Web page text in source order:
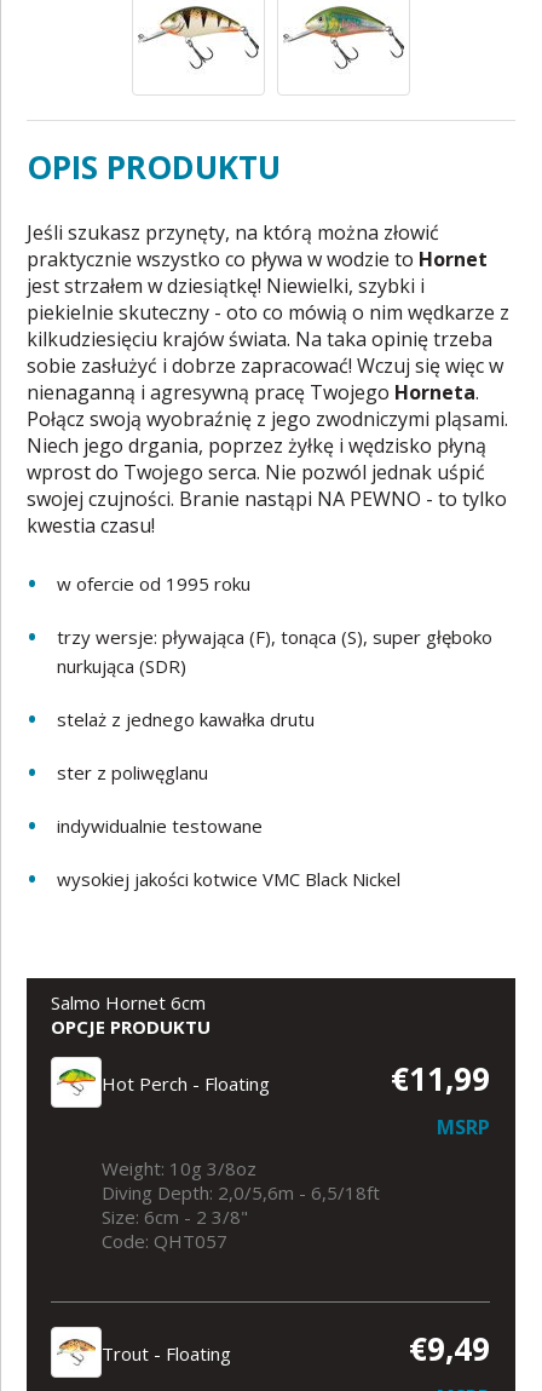
OPIS PRODUKTU
Jeśli szukasz przynęty, na którą można złowić
praktycznie wszystko co pływa w wodzie to Hornet
jest strzałem w dziesiątkę! Niewielki, szybki i
piekielnie skuteczny - oto co mówią o nim wędkarze z
kilkudziesięciu krajów świata. Na taka opinię trzeba
sobie zasłużyć i dobrze zapracować! Wczuj się więc w
nienaganną i agresywną pracę Twojego Horneta.
Połącz swoją wyobraźnię z jego zwodniczymi pląsami.
Niech jego drgania, poprzez żyłkę i wędzisko płyną
wprost do Twojego serca. Nie pozwól jednak uśpić
swojej czujności. Branie nastąpi NA PEWNO - to tylko
kwestia czasu!
w ofercie od 1995 roku
trzy wersje: pływająca (F), tonąca (S), super głęboko
nurkująca (SDR)
stelaż z jednego kawałka drutu
ster z poliwęglanu
indywidualnie testowane
wysokiej jakości kotwice VMC Black Nickel
Salmo Hornet 6cm
OPCJE PRODUKTU
Hot Perch - Floating €11,99
MSRP
Weight: 10g 3/8oz
Diving Depth: 2,0/5,6m - 6,5/18ft
Size: 6cm - 2 3/8"
Code: QHT057
Trout - Floating €9,49